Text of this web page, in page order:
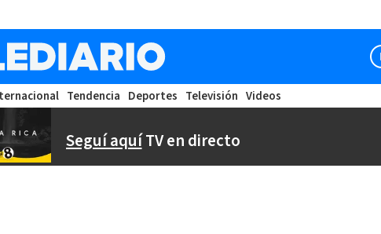
Tendencia Deportes Televisión Videos
Seguí aquíTV en directo